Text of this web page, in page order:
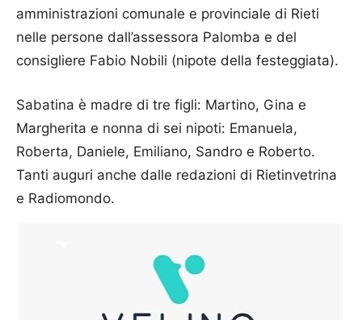
amministrazioni comunale e provinciale di Rieti
nelle persone dall’assessora Palomba e del
consigliere Fabio Nobili (nipote della festeggiata).
Sabatina è madre di tre figli: Martino, Gina e
Margherita e nonna di sei nipoti: Emanuela,
Roberta, Daniele, Emiliano, Sandro e Roberto.
Tanti auguri anche dalle redazioni di Rietinvetrina
e Radiomondo.